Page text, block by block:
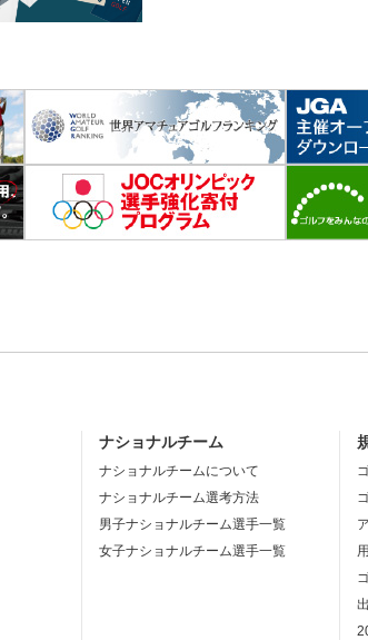
ナショナルチーム
ナショナルチームについて
ナショナルチーム選考方法
男子ナショナルチーム選手一覧
女子ナショナルチーム選手一覧